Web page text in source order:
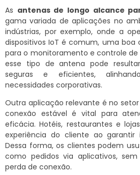
As antenas de longo alcance
gama variada de aplicações no
indústrias, por exemplo, onde a
dispositivos IoT é comum, uma boa
para o monitoramento e controle
esse tipo de antena pode
seguras e eficientes,
necessidades corporativas.
Outra aplicação relevante é no
conexão estável é vital para
eficácia. Hotéis, restaurantes e
experiência do cliente ao garantir
Dessa forma, os clientes podem
como pedidos via aplicativos,
perda de conexão.